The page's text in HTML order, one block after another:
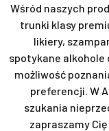
Wśród naszych
trunki klasy
likiery,
spotykane alkohole
możliwość
preferencji. W
szukania
zapraszamy